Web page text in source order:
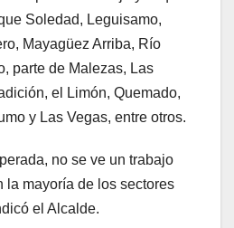
Soledad, Leguisamo,
Mayagüez Arriba, Río
parte de Malezas, Las
el Limón, Quemado,
y Las Vegas, entre otros.
no se ve un trabajo
la mayoría de los sectores
el Alcalde.